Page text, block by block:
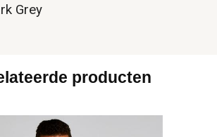
Grey
producten